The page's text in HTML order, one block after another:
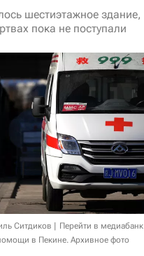
шестиэтажное здание,
пока не поступали
Ситдиков
Перейти в медиабанк
в Пекине. Архивное фото